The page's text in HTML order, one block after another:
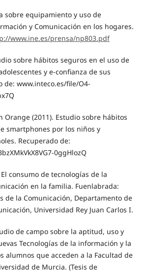
sobre equipamiento y uso de
y Comunicación en los hogares.
www.ine.es/prensa/np803.pdf
sobre hábitos seguros en el uso de
y e-confianza de sus
de: www.inteco.es/file/O4-
Orange (2011). Estudio sobre hábitos
smartphones por los niños y
Recuperado de:
0ggHlozQ
El consumo de tecnologías de la
en la familia. Fuenlabrada:
de la Comunicación, Departamento de
Universidad Rey Juan Carlos I.
de campo sobre la aptitud, uso y
Tecnologías de la información y la
alumnos que acceden a la Facultad de
de Murcia. (Tesis de